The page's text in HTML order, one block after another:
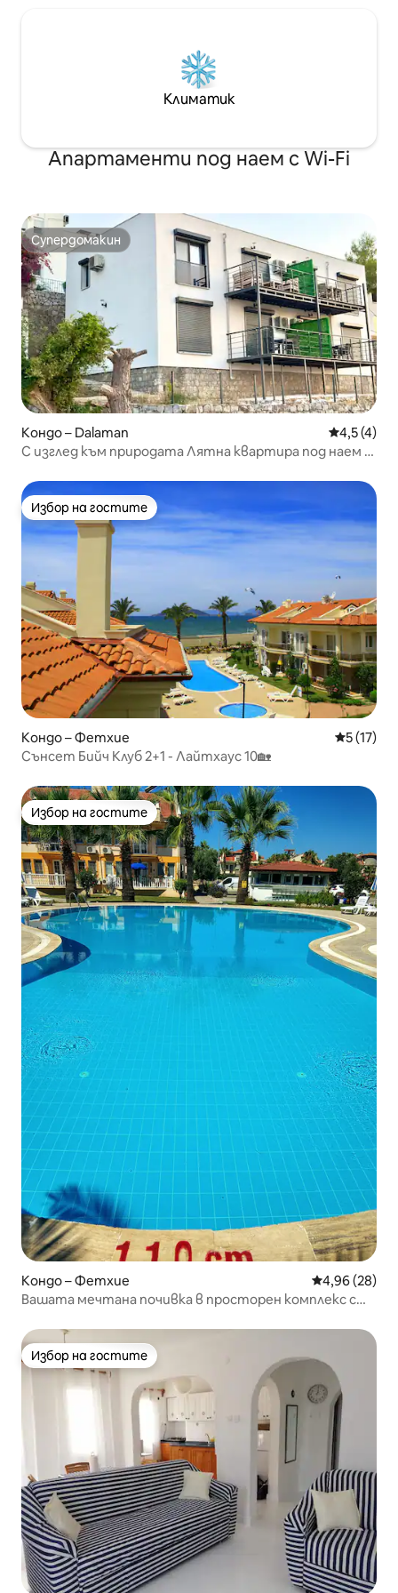
Климатик
Апартаменти под наем с Wi-Fi
Супердомакин
Супердомакин
Кондо – Dalaman Средна
4,5 (4)
С изглед към природата Лятна квартира под наем в
Избор на гостите
Избор на гостите
Кондо – Фетхие Средна
5 (17)
Сънсет Бийч Клуб 2+1 - Лайтхаус 10🏡
Избор на гостите
Избор на гостите
Кондо – Фетхие Средна
4,96 (28)
Вашата мечтана почивка в просторен комплекс с
Избор на гостите
Избор на гостите